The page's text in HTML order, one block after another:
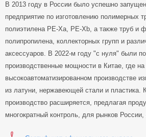
В 2013 году в России было успешно
предприятие по изготовлению полимерных
полиэтилена PE-Xa, PE-Xb, а также труб и
полипропилена, коллекторных групп и
аксессуаров. В 2022-м году "с нуля" были
производственные мощности в Китае, где на
высокоавтоматизированном производстве
из латуни, нержавеющей стали и пластика.
производство расширяется, предлагая
многократный контроль, для рынков